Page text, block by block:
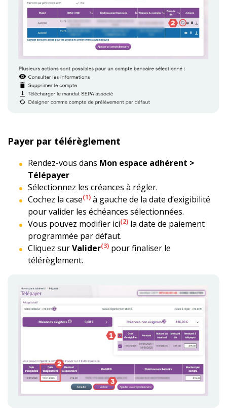
Payer par télérèglement
Rendez-vous dans Mon espace adhérent >
Télépayer
Sélectionnez les créances à régler.
Cochez la case(1) à gauche de la date d’exigibilité
pour valider les échéances sélectionnées.
Vous pouvez modifier ici(2) la date de paiement
programmée par défaut.
Cliquez surValider(3) pour finaliser le
télérèglement.